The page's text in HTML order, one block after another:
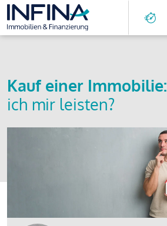
Kauf einer Immobilie:
ich mir leisten?